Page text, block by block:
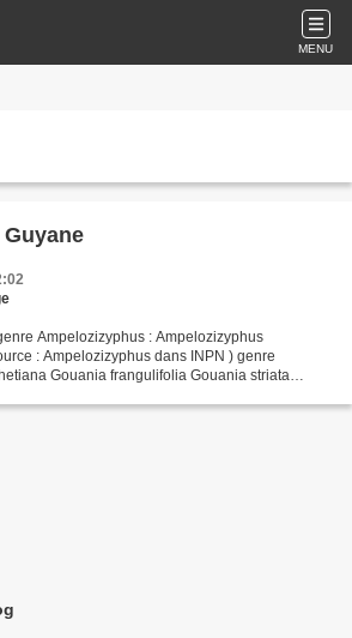
MENU
Guyane
Ampelozizyphus : Ampelozizyphus
: Ampelozizyphus dans INPN ) genre
Gouania frangulifolia Gouania striata